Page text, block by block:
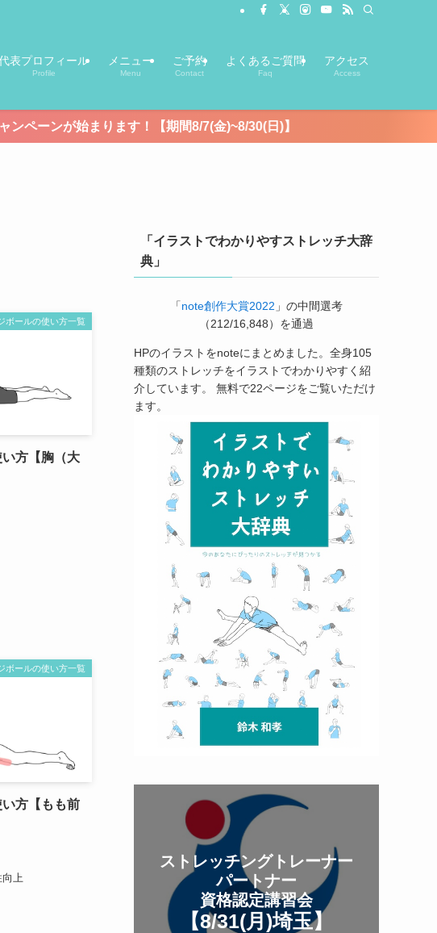
表プロフィール
Profile
メニュー
Menu
ご予約
Contact
よくあるご質問
Faq
アクセス
Access
ります！【期間8/7(金)~8/30(日)】
ボールの使い方一覧
方【胸（大
ボールの使い方一覧
方【もも前
上
「イラストでわかりやすストレッチ大辞
典」
「note創作大賞2022 」の中間選考
（212/16,848）を通過
HPのイラストをnoteにまとめました。全身105
種類のストレッチをイラストでわかりやすく紹
介しています。 無料で22ページをご覧いただけ
ます。
ストレッチングトレーナー
パートナー
資格認定講習会
【8/31(月 )埼玉】